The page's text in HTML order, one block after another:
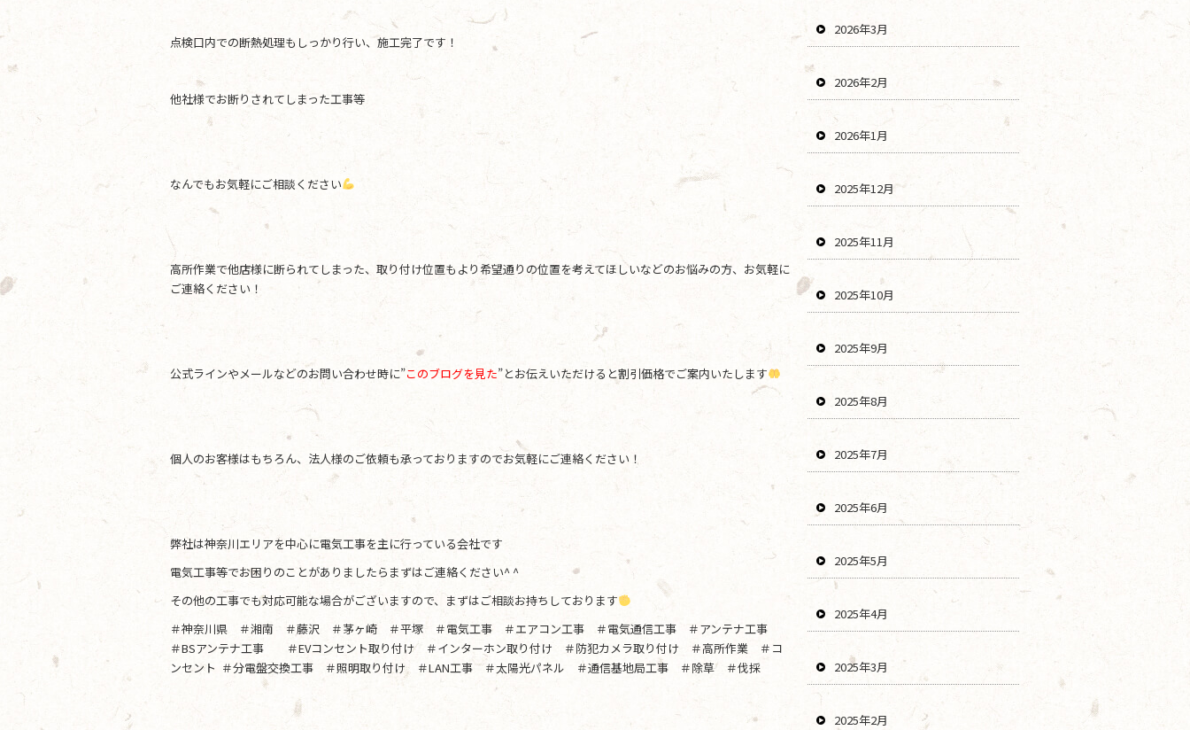
点検口内での断熱処理もしっかり行い、施工完了です！
他社様でお断りされてしまった工事等
なんでもお気軽にご相談ください
高所作業で他店様に断られてしまった、取り付け位置もより希望通りの位置を考えてほしいなどのお悩みの方、お気軽に
ご連絡ください！
公式ラインやメールなどのお問い合わせ時に”このブログを見た”とお伝えいただけると割引価格でご案内いたします
個人のお客様はもちろん、法人様のご依頼も承っておりますのでお気軽にご連絡ください！
弊社は神奈川エリアを中心に電気工事を主に行っている会社です
電気工事等でお困りのことがありましたらまずはご連絡ください^ ^
その他の工事でも対応可能な場合がございますので、まずはご相談お持ちしております
＃神奈川県 ＃湘南 ＃藤沢 ＃茅ヶ崎 ＃平塚 ＃電気工事 ＃エアコン工事 ＃電気通信工事 ＃アンテナ工事
＃BSアンテナ工事 ＃EVコンセント取り付け ＃インターホン取り付け ＃防犯カメラ取り付け ＃高所作業 ＃コ
ンセント ＃分電盤交換工事 ＃照明取り付け ＃LAN工事 ＃太陽光パネル ＃通信基地局工事 ＃除草 ＃伐採
2026年3月
2026年2月
2026年1月
2025年12月
2025年11月
2025年10月
2025年9月
2025年8月
2025年7月
2025年6月
2025年5月
2025年4月
2025年3月
2025年2月